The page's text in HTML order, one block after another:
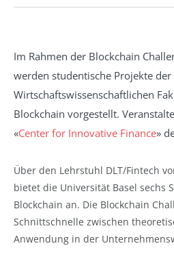
Im Rahmen der Blockchain
werden studentische Projekte der
Wirtschaftswissenschaftlichen
Blockchain vorgestellt.
«Center for Innovative Finance»
Über den Lehrstuhl DLT/Fintech
bietet die Universität Basel sechs
Blockchain an. Die Blockchain
Schnittschnelle zwischen
Anwendung in der